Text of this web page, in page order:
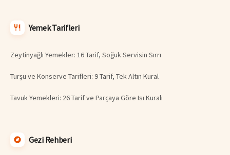
Yemek Tarifleri
Zeytinyağlı Yemekler: 16 Tarif, Soğuk Servisin Sırrı
Turşu ve Konserve Tarifleri: 9 Tarif, Tek Altın Kural
Tavuk Yemekleri: 26 Tarif ve Parçaya Göre Isı Kuralı
Gezi Rehberi